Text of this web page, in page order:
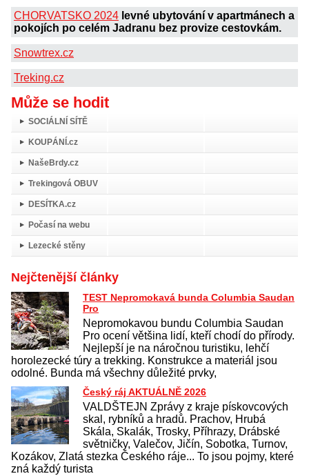
CHORVATSKO 2024 levné ubytování v apartmánech a
pokojích po celém Jadranu bez provize cestovkám.
Snowtrex.cz
Treking.cz
Může se hodit
SOCIÁLNÍ SÍTĚ
KOUPÁNÍ.cz
NašeBrdy.cz
Trekingová OBUV
DESÍTKA.cz
Počasí na webu
Lezecké stěny
Nejčtenější články
TEST Nepromokavá bunda Columbia Saudan
Pro
Nepromokavou bundu Columbia Saudan
Pro ocení většina lidí, kteří chodí do přírody.
Nejlepší je na náročnou turistiku, lehčí
horolezecké túry a trekking. Konstrukce a materiál jsou
odolné. Bunda má všechny důležité prvky,
Český ráj AKTUÁLNĚ 2026
VALDŠTEJN Zprávy z kraje pískovcových
skal, rybníků a hradů. Prachov, Hrubá
Skála, Skalák, Trosky, Příhrazy, Drábské
světničky, Valečov, Jičín, Sobotka, Turnov,
Kozákov, Zlatá stezka Českého ráje... To jsou pojmy, které
zná každý turista